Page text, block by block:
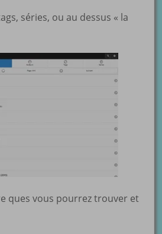
séries, ou au dessus « la
ques vous pourrez trouver et